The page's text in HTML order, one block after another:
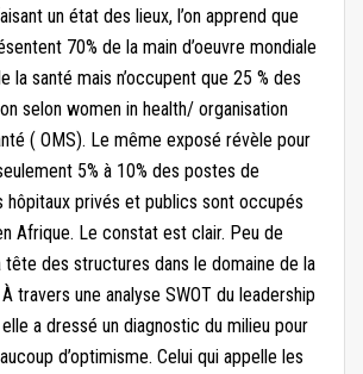
un état des lieux, l’on apprend que
70% de la main d’oeuvre mondiale
la santé mais n’occupent que 25 % des
selon women in health/ organisation
( OMS). Le même exposé révèle pour
5% à 10% des postes de
hôpitaux privés et publics sont occupés
Afrique. Le constat est clair. Peu de
des structures dans le domaine de la
travers une analyse SWOT du leadership
a dressé un diagnostic du milieu pour
d’optimisme. Celui qui appelle les